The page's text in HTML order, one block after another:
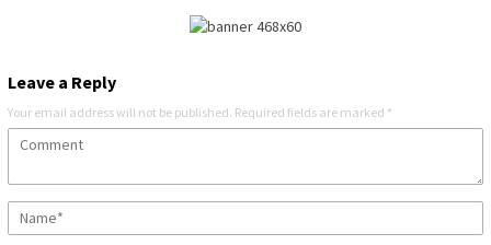
Leave a Reply
Your email address will not be published. Required fields are marked *